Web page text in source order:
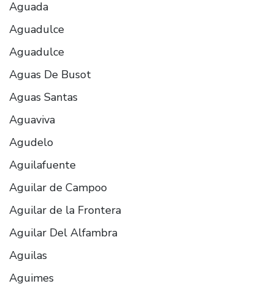
Aguada
Aguadulce
Aguadulce
Aguas De Busot
Aguas Santas
Aguaviva
Agudelo
Aguilafuente
Aguilar de Campoo
Aguilar de la Frontera
Aguilar Del Alfambra
Aguilas
Aguimes